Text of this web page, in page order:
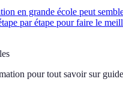
en grande école peut
par étape pour faire le
pour tout savoir sur